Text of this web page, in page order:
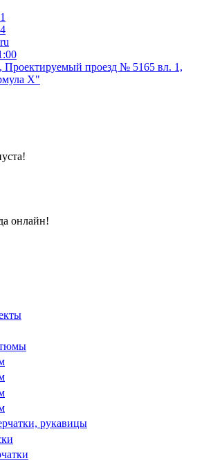
Проектируемый проезд № 5165 вл. 1,
X"
онлайн!
рукавицы